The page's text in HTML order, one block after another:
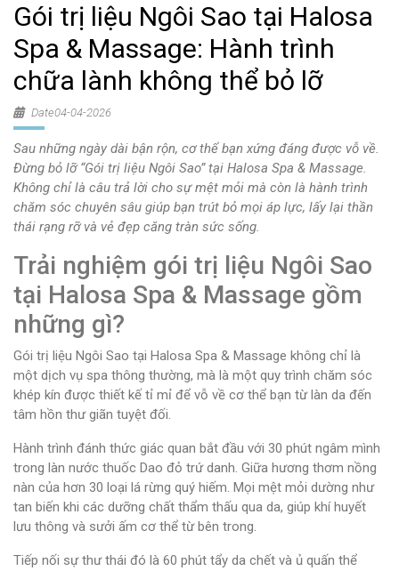
Gói trị liệu Ngôi Sao tại Halosa
Spa & Massage: Hành trình
chữa lành không thể bỏ lỡ
Date04-04-2026
Sau những ngày dài bận rộn, cơ thể bạn xứng đáng được vỗ về.
Đừng bỏ lỡ “Gói trị liệu Ngôi Sao” tại Halosa Spa & Massage.
Không chỉ là câu trả lời cho sự mệt mỏi mà còn là hành trình
chăm sóc chuyên sâu giúp bạn trút bỏ mọi áp lực, lấy lại thần
thái rạng rỡ và vẻ đẹp căng tràn sức sống.
Trải nghiệm gói trị liệu Ngôi Sao
tại Halosa Spa & Massage gồm
những gì?
Gói trị liệu Ngôi Sao tại Halosa Spa & Massage không chỉ là
một dịch vụ spa thông thường, mà là một quy trình chăm sóc
khép kín được thiết kế tỉ mỉ để vỗ về cơ thể bạn từ làn da đến
tâm hồn thư giãn tuyệt đối.
Hành trình đánh thức giác quan bắt đầu với 30 phút ngâm mình
trong làn nước thuốc Dao đỏ trứ danh. Giữa hương thơm nồng
nàn của hơn 30 loại lá rừng quý hiếm. Mọi mệt mỏi dường như
tan biến khi các dưỡng chất thẩm thấu qua da, giúp khí huyết
lưu thông và sưởi ấm cơ thể từ bên trong.
Tiếp nối sự thư thái đó là 60 phút tẩy da chết và ủ quấn thể